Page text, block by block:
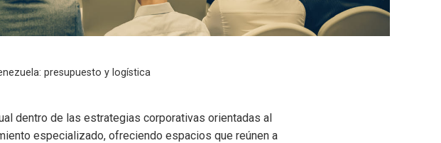
presupuesto y logística
dentro de las estrategias corporativas orientadas al
especializado, ofreciendo espacios que reúnen a